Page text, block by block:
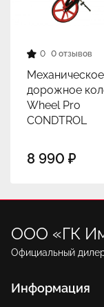
0 0 отзывов
Механическое
дорожное
Wheel Pro
CONDTROL
8 990 ₽
ООО «ГК
Официальный
Информация